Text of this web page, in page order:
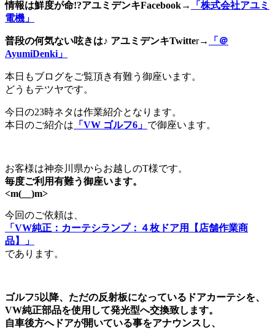
情報は鮮度が命!?アユミデンキFacebook→
「株式会社アユミ
電機」
普段の何気ない呟きは♪ アユミデンキTwitter→
「＠
AyumiDenki」
本日もブログをご覧頂き有難う御座います。
どうもテツヤです。
今日の23時ネタは作業紹介となります。
本日のご紹介は 「VW ゴルフ6」 で御座います。
お客様は神奈川県からお越しのT様です。
毎度ご利用有難う御座います。
<m(__)m>
今回のご依頼は、
「VW純正：カーテシランプ：４枚ドア用【店舗作業商
品】」
であります。
ゴルフ5以降、ただの反射板になっているドアカーテシを、
VW純正部品を使用して発光型へ交換致します。
自車後方へドアが開いている事をアナウンスし、